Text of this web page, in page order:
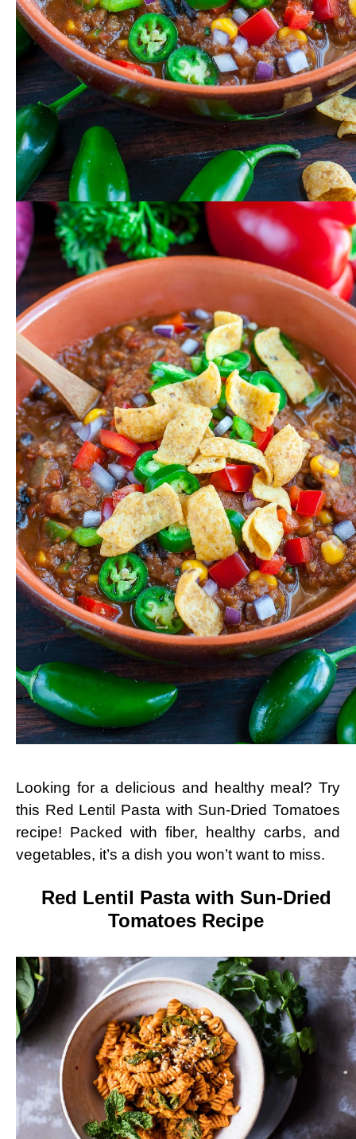
Looking for a delicious and healthy meal? Try
this Red Lentil Pasta with Sun-Dried Tomatoes
recipe! Packed with fiber, healthy⁢ carbs, and
vegetables, it’s⁢ a dish you won’t want to‍ miss.
Red Lentil Pasta with Sun-Dried
Tomatoes Recipe